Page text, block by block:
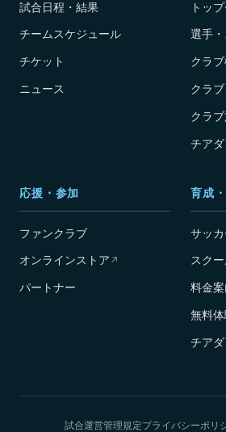
試合日程・結果
チームスケジュール
チケット
ニュース
トッ
選手
クラ
クラ
クラ
チア
応援・参加
ファンクラブ
オンラインストア ↗
パートナー
育成
サッ
スク
料金案
無料
チア
試合運営管理規定プライバシーポリ